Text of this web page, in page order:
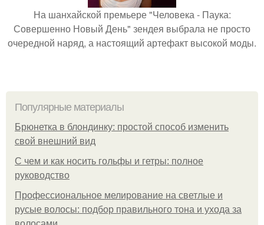
На шанхайской премьере "Человека - Паука:
Совершенно Новый День" зендея выбрала не просто
очередной наряд, а настоящий артефакт высокой моды.
Популярные материалы
Брюнетка в блондинку: простой способ изменить
свой внешний вид
С чем и как носить гольфы и гетры: полное
руководство
Профессиональное мелирование на светлые и
русые волосы: подбор правильного тона и ухода за